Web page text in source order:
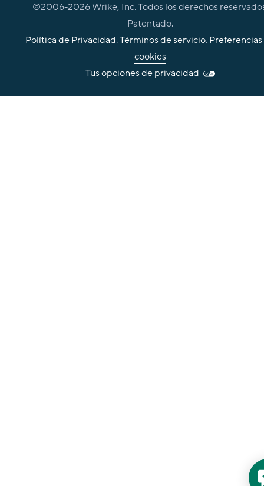
©2006-2026Wrike, Inc. Todos los derechos
Patentado.
Política de Privacidad.Términos de servicio.
cookies
Tus opciones de privacidad